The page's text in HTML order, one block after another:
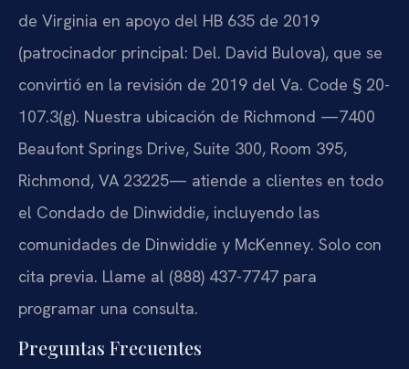
de Virginia en apoyo del HB 635 de 2019
(patrocinador principal: Del. David Bulova), que se
convirtió en la revisión de 2019 del Va. Code § 20-
107.3(g). Nuestra ubicación de Richmond —7400
Beaufont Springs Drive, Suite 300, Room 395,
Richmond, VA 23225— atiende a clientes en todo
el Condado de Dinwiddie, incluyendo las
comunidades de Dinwiddie y McKenney. Solo con
cita previa. Llame al (888) 437-7747 para
programar una consulta.
Preguntas Frecuentes